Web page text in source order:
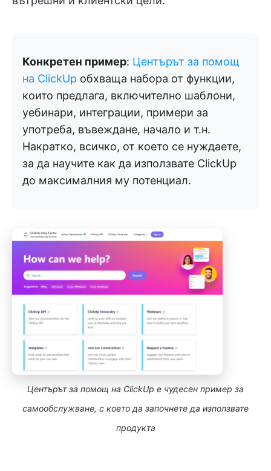
Конкретен пример: Центърът за помощ
на ClickUp обхваща набора от функции,
които предлага, включително шаблони,
уебинари, интеграции, примери за
употреба, въвеждане, начало и т.н.
Накратко, всичко, от което се нуждаете,
за да научите как да използвате ClickUp
до максималния му потенциал.
Центърът за помощ на ClickUp е чудесен пример за
самообслужване, с което да започнете да използвате
продукта